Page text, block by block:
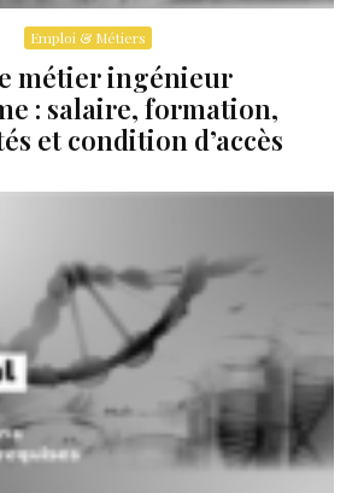
Emploi & Métiers
métier ingénieur
: salaire, formation,
et condition d’accès